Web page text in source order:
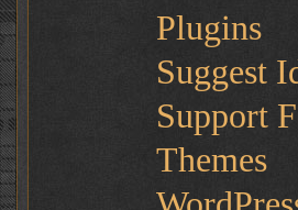
Plugins
Suggest
Support
Themes